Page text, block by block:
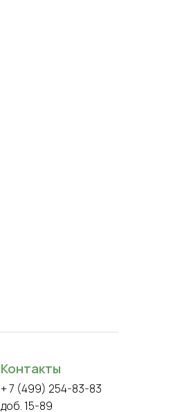
+ 7 (499) 254-83-83
доб. 15-89
Контакты